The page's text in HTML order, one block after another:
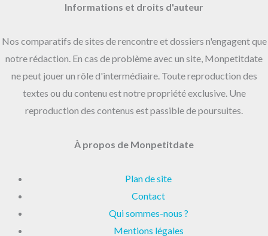
Informations et droits d'auteur
Nos comparatifs de sites de rencontre et dossiers n'engagent que
notre rédaction. En cas de problème avec un site, Monpetitdate
ne peut jouer un rôle d'intermédiaire. Toute reproduction des
textes ou du contenu est notre propriété exclusive. Une
reproduction des contenus est passible de poursuites.
À propos de Monpetitdate
Plan de site
Contact
Qui sommes-nous ?
Mentions légales